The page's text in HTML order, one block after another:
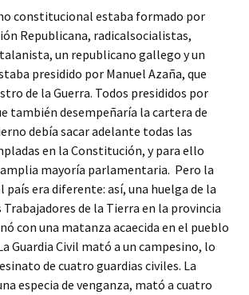
constitucional estaba formado por
Republicana, radicalsocialistas,
un republicano gallego y un
presidido por Manuel Azaña, que
de la Guerra. Todos presididos por
también desempeñaría la cartera de
debía sacar adelante todas las
en la Constitución, y para ello
mayoría parlamentaria. Pero la
país era diferente: así, una huelga de la
Trabajadores de la Tierra en la provincia
con una matanza acaecida en el pueblo
Guardia Civil mató a un campesino, lo
de cuatro guardias civiles. La
especia de venganza, mató a cuatro